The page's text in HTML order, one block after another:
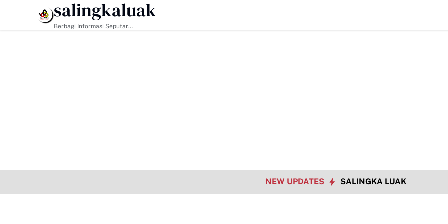
HEADLINE Hadapi Tantangan Era Digital, Arisal
salingkaluak
Berbagi Informasi Seputar
NEW UPDATES SALINGKA LUAK